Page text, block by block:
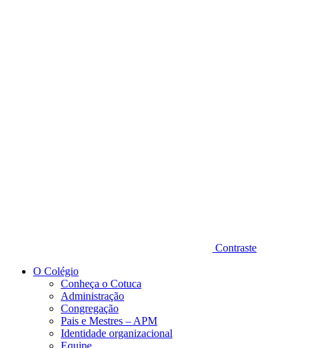
Contraste
O Colégio
Conheça o Cotuca
Administração
Congregação
Pais e Mestres – APM
Identidade organizacional
Equipe